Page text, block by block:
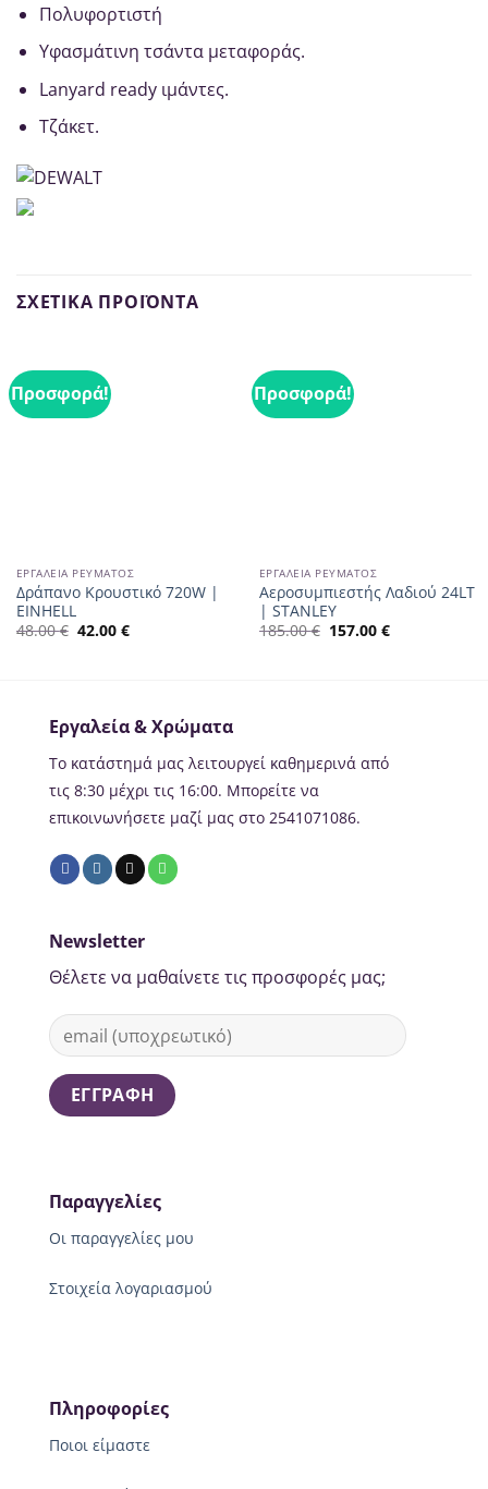
Πολυφορτιστή
Υφασμάτινη τσάντα μεταφοράς.
Lanyard ready ιμάντες.
Τζάκετ.
ΣΧΕΤΙΚΆ ΠΡΟΪΌΝΤΑ
Προσφορά!
ΕΡΓΑΛΕΊΑ ΡΕΎΜΑΤΟΣ
Δράπανο Κρουστικό 720W |
EINHELL
48.00€ 42.00 €
Προσφορά!
ΕΡΓΑΛΕΊΑ ΡΕΎΜΑΤΟΣ
Αεροσυμπιεστής Λαδιού 24LT
| STANLEY
185.00€ 157.00 €
Εργαλεία & Χρώματα
Το κατάστημά μας λειτουργεί καθημερινά από
τις 8:30 μέχρι τις 16:00. Μπορείτε να
επικοινωνήσετε μαζί μας στο 2541071086.
Παραγγελίες
Οι παραγγελίες μου
Στοιχεία λογαριασμού
Πληροφορίες
Ποιοι είμαστε
Newsletter
Θέλετε να μαθαίνετε τις προσφορές μας;